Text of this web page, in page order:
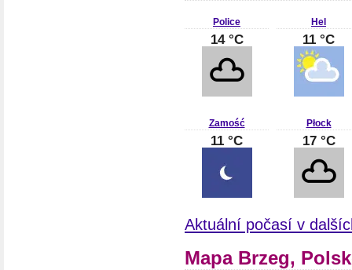
Police
14 °C
Hel
11 °C
Zamość
11 °C
Płock
17 °C
Aktuální počasí v
Mapa Brzeg,